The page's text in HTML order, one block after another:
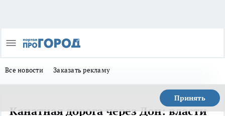
Все новости Заказать рекламу
Принять
Канатная дорога через Дон: власти